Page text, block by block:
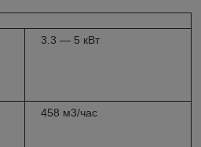
3.3 — 5 кВт
458 м3/час